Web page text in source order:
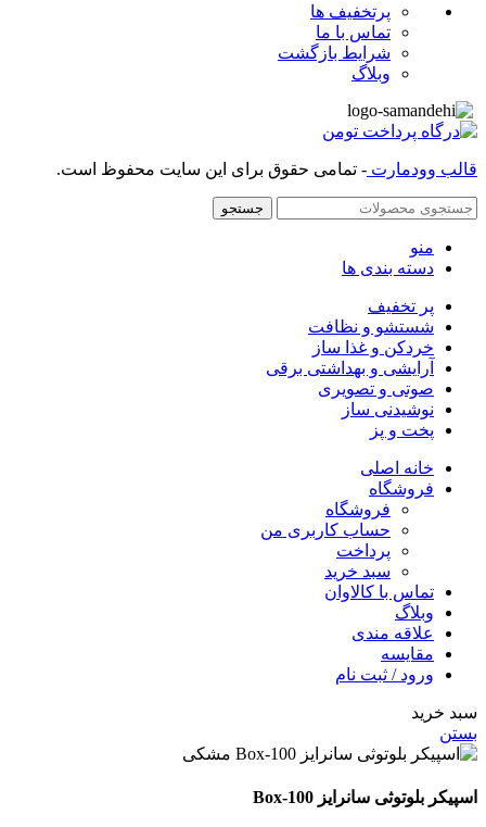
پرتخفیف ها
تماس با ما
شرایط بازگشت
وبلاگ
قالب وودمارت - تمامی حقوق برای این سایت محفوظ است.
جستجو
منو
دسته بندی ها
پر تخفیف
شستشو و نظافت
خردکن و غذا ساز
آرایشی و بهداشتی برقی
صوتی و تصویری
نوشیدنی ساز
پخت و پز
خانه اصلی
فروشگاه
فروشگاه
حساب کاربری من
پرداخت
سبد خرید
تماس با کالاوان
وبلاگ
علاقه مندی
مقایسه
ورود / ثبت نام
سبد خرید
بستن
اسپیکر بلوتوثی سانرایز Box-100